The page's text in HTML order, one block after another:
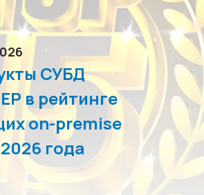
СУБД
в рейтинге
on-premise
года